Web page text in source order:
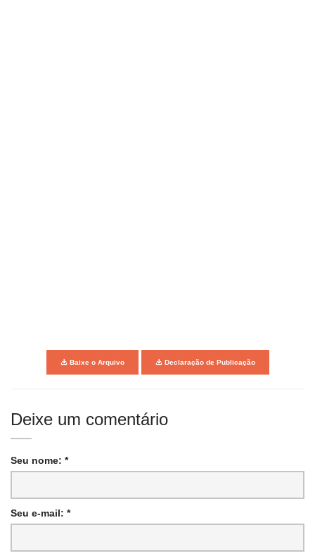
Baixe o Arquivo Declaração de Publicação
Deixe um comentário
Seu nome: *
Seu e-mail: *